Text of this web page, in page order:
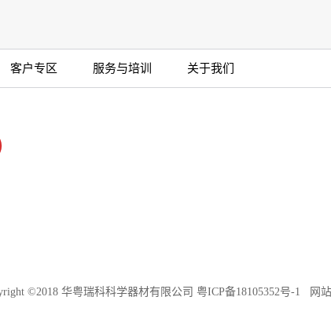
客户专区 服务与培训 关于我们
©2018 华粤瑞科科学器材有限公司 粤ICP备18105352号-1 网